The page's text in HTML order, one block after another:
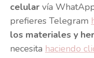
celular vía
prefieres Telegram
los materiales y
necesita haciendo